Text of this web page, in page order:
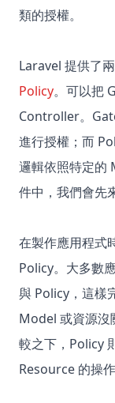
類的授權。
Laravel 提供了
Policy。可以把
Controller。
進行授權；而
邏輯依照特定的
件中，我們會先
在製作應用程式
Policy。大多數
與 Policy，這樣
Model 或資源沒
較之下，Policy
Resource 的操